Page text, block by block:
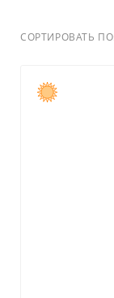
СОРТИРОВАТЬ ПО: